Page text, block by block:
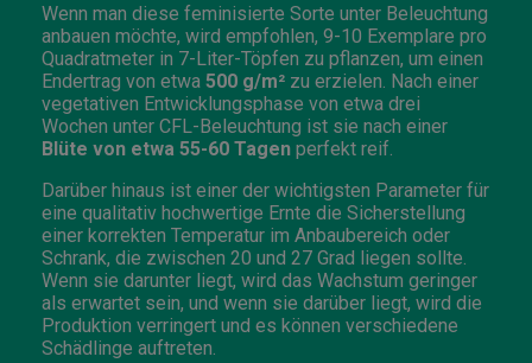
Wenn man diese feminisierte Sorte unter Beleuchtung
anbauen möchte, wird empfohlen, 9-10 Exemplare pro
Quadratmeter in 7-Liter-Töpfen zu pflanzen, um einen
Endertrag von etwa 500 g/m² zu erzielen. Nach einer
vegetativen Entwicklungsphase von etwa drei
Wochen unter CFL-Beleuchtung ist sie nach einer
Blüte von etwa 55-60 Tagen perfekt reif.
Darüber hinaus ist einer der wichtigsten Parameter für
eine qualitativ hochwertige Ernte die Sicherstellung
einer korrekten Temperatur im Anbaubereich oder
Schrank, die zwischen 20 und 27 Grad liegen sollte.
Wenn sie darunter liegt, wird das Wachstum geringer
als erwartet sein, und wenn sie darüber liegt, wird die
Produktion verringert und es können verschiedene
Schädlinge auftreten.